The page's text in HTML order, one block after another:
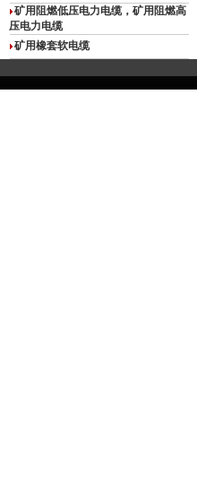
矿用阻燃低压电力电缆，矿用阻燃高
压电力电缆
矿用橡套软电缆